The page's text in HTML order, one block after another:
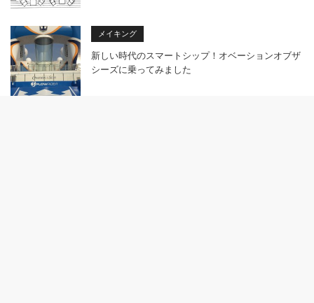
メイキング
新しい時代のスマートシップ！オベーションオブザ
シーズに乗ってみました